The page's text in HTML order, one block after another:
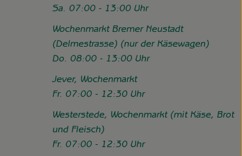
Sa. 07:00 - 13:00 Uhr
Wochenmarkt Bremer Neustadt
(Delmestrasse) (nur der Käsewagen)
Do. 08:00 - 13:00 Uhr
Jever, Wochenmarkt
Fr. 07:00 - 12:30 Uhr
Westerstede, Wochenmarkt (mit Käse, Brot
und Fleisch)
Fr. 07:00 - 12:30 Uhr